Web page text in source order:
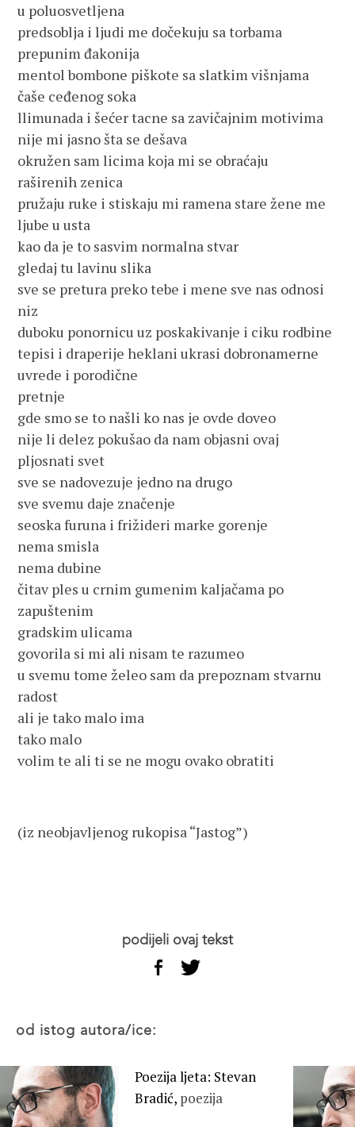
u poluosvetljena
predsoblja i ljudi me dočekuju sa torbama
prepunim đakonija
mentol bombone piškote sa slatkim višnjama
čaše ceđenog soka
llimunada i šećer tacne sa zavičajnim motivima
nije mi jasno šta se dešava
okružen sam licima koja mi se obraćaju
raširenih zenica
pružaju ruke i stiskaju mi ramena stare žene me
ljube u usta
kao da je to sasvim normalna stvar
gledaj tu lavinu slika
sve se pretura preko tebe i mene sve nas odnosi
niz
duboku ponornicu uz poskakivanje i ciku rodbine
tepisi i draperije heklani ukrasi dobronamerne
uvrede i porodične
pretnje
gde smo se to našli ko nas je ovde doveo
nije li delez pokušao da nam objasni ovaj
pljosnati svet
sve se nadovezuje jedno na drugo
sve svemu daje značenje
seoska furuna i frižideri marke gorenje
nema smisla
nema dubine
čitav ples u crnim gumenim kaljačama po
zapuštenim
gradskim ulicama
govorila si mi ali nisam te razumeo
u svemu tome želeo sam da prepoznam stvarnu
radost
ali je tako malo ima
tako malo
volim te ali ti se ne mogu ovako obratiti
(iz neobjavljenog rukopisa “Jastog”)
podijeli ovaj tekst
od istog autora/ice:
Poezija ljeta: Stevan
Bradić, poezija